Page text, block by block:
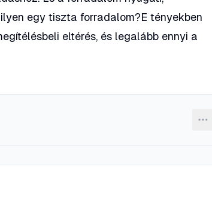
egy tiszta forradalom?E tényekben
eltérés, és legalább ennyi a